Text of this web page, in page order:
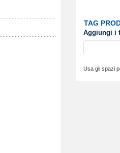
TAG
Aggiungi i
Usa gli spazi